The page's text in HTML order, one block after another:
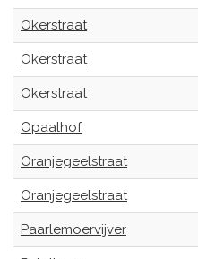
Okerstraat
Okerstraat
Okerstraat
Opaalhof
Oranjegeelstraat
Oranjegeelstraat
Paarlemoervijver